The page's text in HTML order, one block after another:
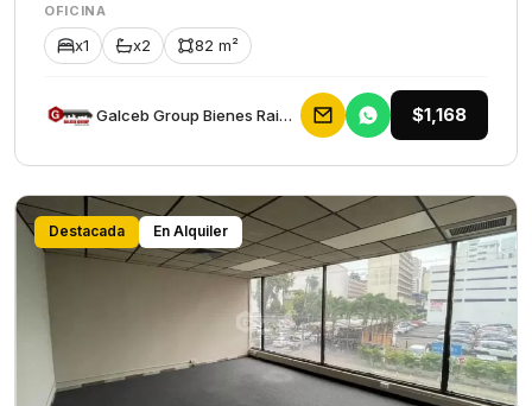
OFICINA
x1 x2 82 m²
Galceb Group Bienes Raices $1,168
Destacada En Alquiler